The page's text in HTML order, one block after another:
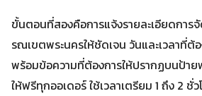
ขั้นตอนที่สองคือการแจ้งรายละเอียดการ
รณเขตพระนครให้ชัดเจน วันและเวลาที่ต้
พร้อมข้อความที่ต้องการให้ปรากฏบนป้าย
ให้ฟรีทุกออเดอร์ ใช้เวลาเตรียม 1 ถึง 2 ชั่